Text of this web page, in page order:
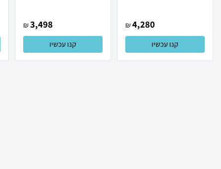
4,280
₪
קנו עכשיו
3,498
₪
קנו עכשיו